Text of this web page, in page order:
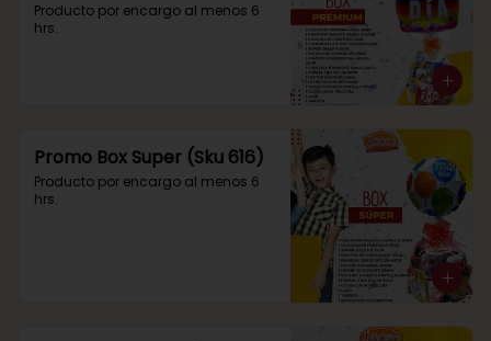
Producto por encargo al menos 6
hrs.
Promo Box Super (Sku 616)
Producto por encargo al menos 6
hrs.